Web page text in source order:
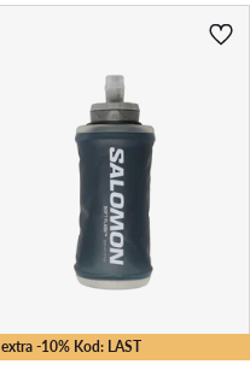
extra -10% Kod: LAST